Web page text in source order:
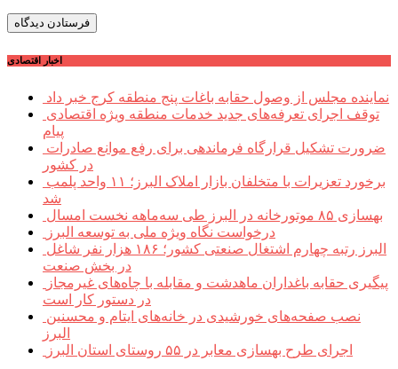
اخبار اقتصادی
نماینده مجلس از وصول حقابه باغات پنج منطقه کرج خبر داد
پیام
در کشور
شد
بهسازی ۸۵ موتورخانه در البرز طی سه‌ماهه نخست امسال
درخواست نگاه ویژه ملی به توسعه البرز
در بخش صنعت
در دستور کار است
البرز
اجرای طرح بهسازی معابر در ۵۵ روستای استان البرز